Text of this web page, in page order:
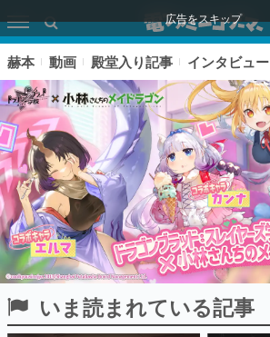
広告をスキップ
ピックアップ
赫本 動画 殿堂入り記事 インタビュー
いま読まれている記事